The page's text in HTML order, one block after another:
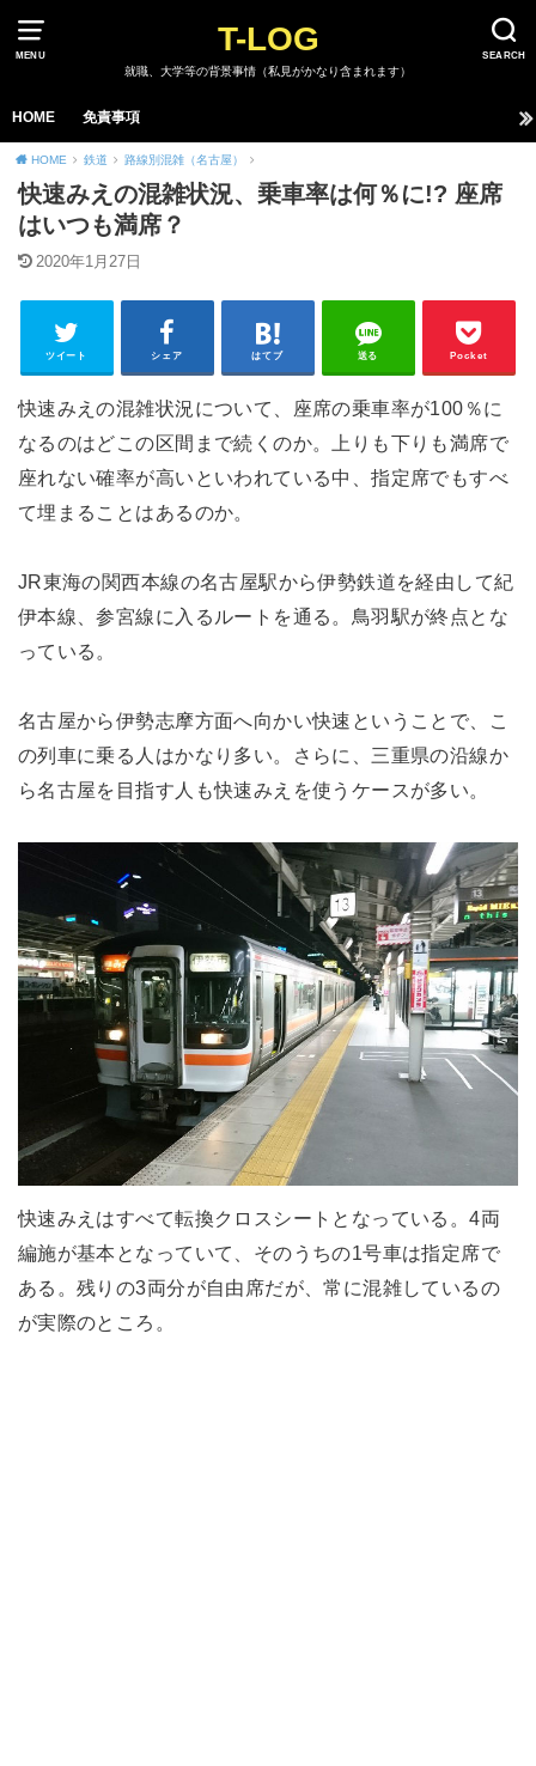
MENU SEARCH
T-LOG
就職、大学等の背景事情（私見がかなり含まれます）
HOME 免責事項
HOME 鉄道 路線別混雑（名古屋）
快速みえの混雑状況、乗車率は何％に!? 座席
はいつも満席？
2020年1月27日
ツイート シェア はてブ 送る Pocket
快速みえの混雑状況について、座席の乗車率が100％に
なるのはどこの区間まで続くのか。上りも下りも満席で
座れない確率が高いといわれている中、指定席でもすべ
て埋まることはあるのか。
JR東海の関西本線の名古屋駅から伊勢鉄道を経由して紀
伊本線、参宮線に入るルートを通る。鳥羽駅が終点とな
っている。
名古屋から伊勢志摩方面へ向かい快速ということで、こ
の列車に乗る人はかなり多い。さらに、三重県の沿線か
ら名古屋を目指す人も快速みえを使うケースが多い。
快速みえはすべて転換クロスシートとなっている。4両
編施が基本となっていて、そのうちの1号車は指定席で
ある。残りの3両分が自由席だが、常に混雑しているの
が実際のところ。